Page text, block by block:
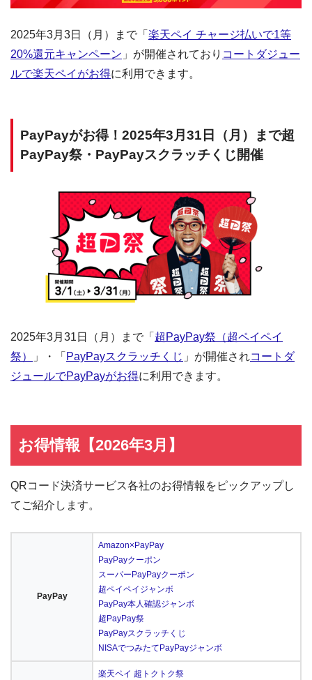
2025年3月3日（月）まで「 楽天ペイ チャージ払いで1等
20%還元キャンペーン 」が開催されており コートダジュー
ルで楽天ペイがお得に利用できます。
PayPayがお得！2025年3月31日（月）まで超
PayPay祭・PayPayスクラッチくじ開催
2025年3月31日（月）まで「 超PayPay祭（超ペイペイ
祭）
」・「 PayPayスクラッチくじ 」が開催されコートダ
ジュールでPayPayがお得に利用できます。
お得情報【2026年3月】
QRコード決済サービス各社のお得情報をピックアップし
てご紹介します。
PayPay
Amazon×PayPay
PayPayクーポン
スーパーPayPayクーポン
超ペイペイジャンボ
PayPay本人確認ジャンボ
超PayPay祭
PayPayスクラッチくじ
NISAでつみたてPayPayジャンボ
楽天ペイ 超トクトク祭